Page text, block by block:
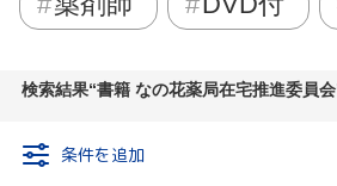
検索結果 書籍 なの花薬局在宅推進委員会
条件を追加